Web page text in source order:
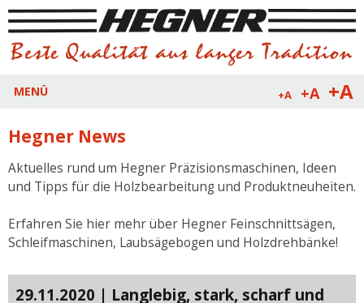
+A +A +A
MENÜ
Hegner News
Aktuelles rund um Hegner Präzisionsmaschinen, Ideen
und Tipps für die Holzbearbeitung und Produktneuheiten.
Erfahren Sie hier mehr über Hegner Feinschnittsägen,
Schleifmaschinen, Laubsägebogen und Holzdrehbänke!
29.11.2020 | Langlebig, stark, scharf und